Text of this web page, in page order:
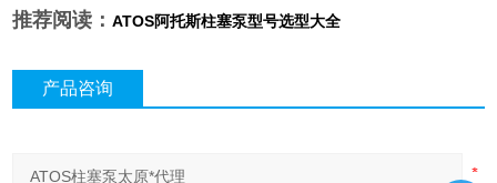
推荐阅读：ATOS阿托斯柱塞泵型号选型大全
产品咨询